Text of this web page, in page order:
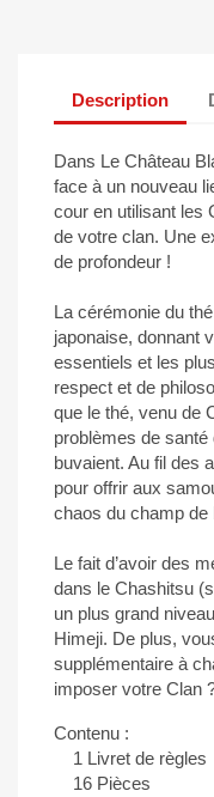
Description
Dans Le Château
face à un nouveau
cour en utilisant les
de votre clan. Une
de profondeur !
La cérémonie du
japonaise, donnant
essentiels et les
respect et de
que le thé, venu de
problèmes de
buvaient. Au fil des
pour offrir aux
chaos du champ de
Le fait d’avoir des
dans le Chashitsu
un plus grand
Himeji. De plus,
supplémentaire à
imposer votre Clan
Contenu :
1 Livret de règles
16 Pièces